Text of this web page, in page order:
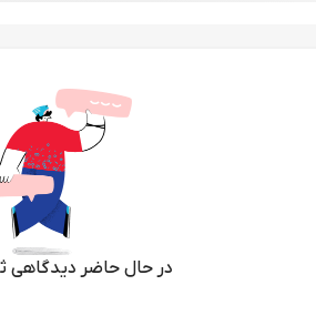
در حال حاضر دیدگاهی